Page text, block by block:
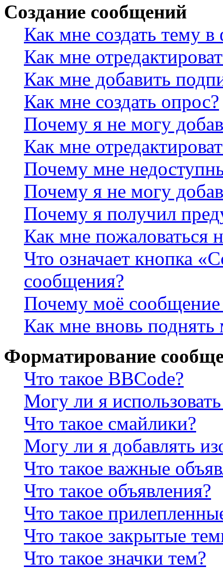
Создание сообщений
Как мне создать тему
Как мне
Как мне добавить
Как мне создать опрос?
Почему я не могу
Как мне
Почему мне
Почему я не могу
Почему я получил
Как мне пожаловаться
Что означает кнопка
сообщения?
Почему моё сообщение
Как мне вновь
Форматирование
Что такое BBCode?
Могу ли я
Что такое смайлики?
Могу ли я добавлять
Что такое важные
Что такое объявления?
Что такое
Что такое закрытые
Что такое значки тем?